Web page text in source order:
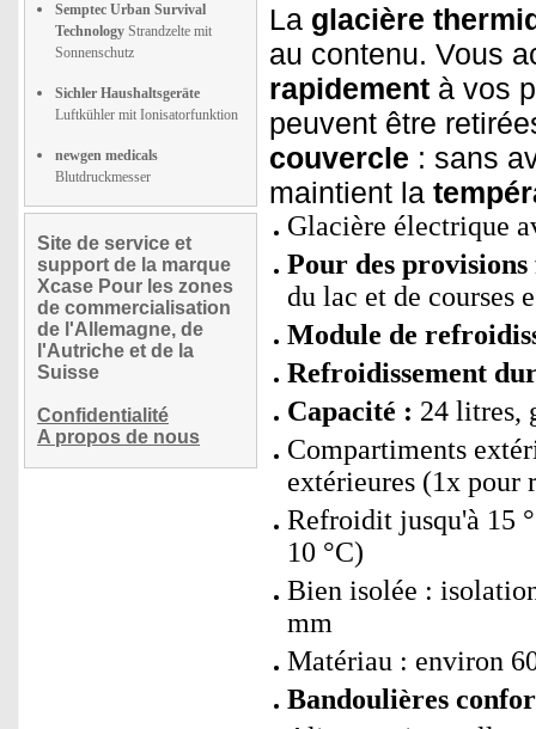
Semptec Urban Survival
Technology Strandzelte mit
Sonnenschutz
Sichler Haushaltsgeräte
Luftkühler mit Ionisatorfunktion
newgen medicals
Blutdruckmesser
Site de service et
support de la marque
Xcase Pour les zones
de commercialisation
de l'Allemagne, de
l'Autriche et de la
Suisse
Confidentialité
A propos de nous
La glacière
au contenu. Vous
rapidement à vos
peuvent être
couvercle : sans
maintient la
Glacière électrique
Pour des
du lac et de courses
Module de
Refroidissement
Capacité : 24 litres,
Compartiments
extérieures (1x pour
Refroidit jusqu'à 15
10 °C)
Bien isolée :
mm
Matériau : environ
Bandoulières